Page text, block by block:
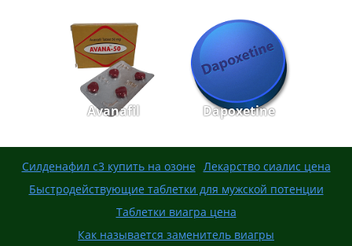
Avanafil Dapoxetine
Силденафил с3 купить на озоне
Лекарство сиалис цена
Быстродействующие таблетки для мужской потенции
Таблетки виагра цена
Как называется заменитель виагры